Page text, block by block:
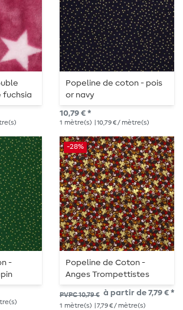
fuchsia
Popeline de coton - pois
or navy
10,79 € *
1 mètre(s) | 10,79 € / mètre(s)
-
-28%
Popeline de Coton -
Anges Trompettistes
Bordeaux
PVPC 10,79 € à partir de 7,79 € *
1 mètre(s) | 7,79 € / mètre(s)